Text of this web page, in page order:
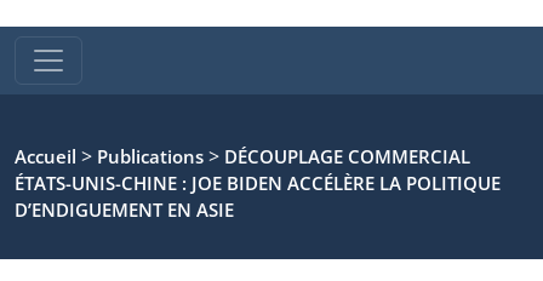
Accueil > Publications > DÉCOUPLAGE COMMERCIAL
ÉTATS-UNIS-CHINE : JOE BIDEN ACCÉLÈRE LA POLITIQUE
D’ENDIGUEMENT EN ASIE